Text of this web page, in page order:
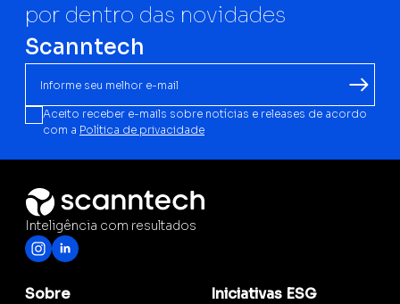
por dentro das novidades
Scanntech
Aceito receber e-mails sobre notícias e releases de acordo
com a Política de privacidade
Inteligência com resultados
Sobre Iniciativas ESG